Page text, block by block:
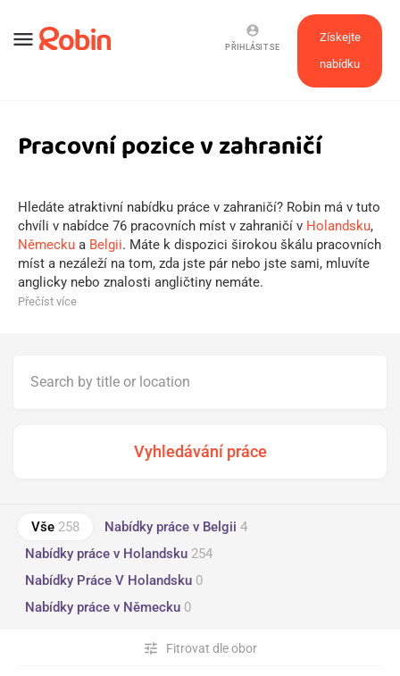
menu
Získejte
nabídku
account_circle
PŘIHLÁSIT SE
Pracovní pozice v zahraničí
Hledáte atraktivní nabídku práce v zahraničí? Robin má v tuto
chvíli v nabídce 76 pracovních míst v zahraničí v Holandsku,
Německu a Belgii. Máte k dispozici širokou škálu pracovních
míst a nezáleží na tom, zda jste pár nebo jste sami, mluvíte
anglicky nebo znalosti angličtiny nemáte.
Přečíst více
Vše 258 Nabídky práce v Belgii 4
Nabídky práce v Holandsku 254
Nabídky Práce V Holandsku 0
Nabídky práce v Německu 0
Fitrovat dle obor
tune